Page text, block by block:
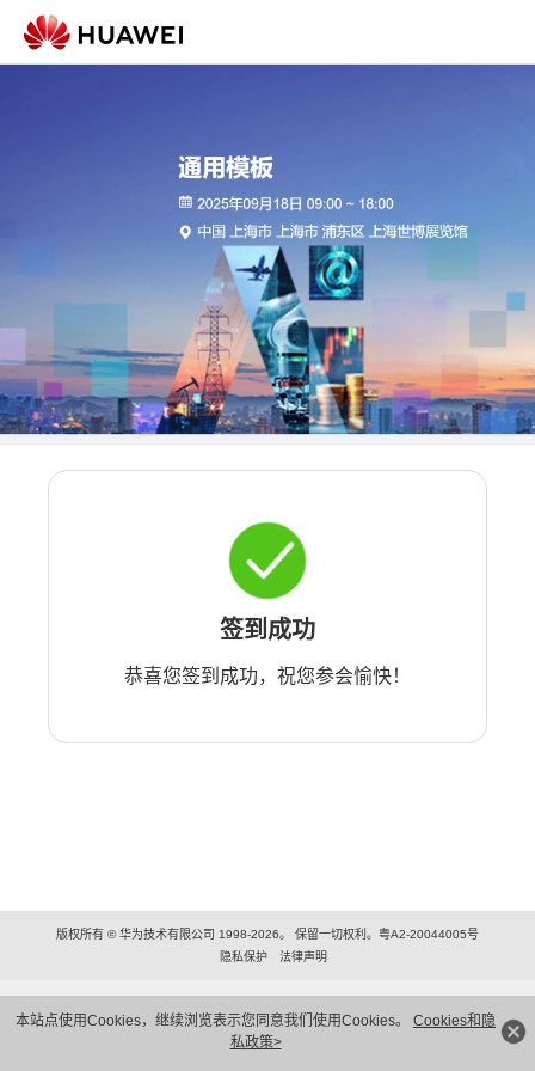
本站点使用Cookies，继续浏览表示您同意我们使用Cookies。 Cookies和隐
私政策>
签到成功
恭喜您签到成功，祝您参会愉快！
版权所有 © 华为技术有限公司 1998-2026。 保留一切权利。粤A2-20044005号
隐私保护
法律声明